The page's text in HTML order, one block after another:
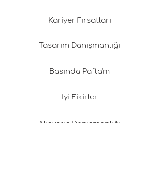
Kariyer Fırsatları
Tasarım Danışmanlığı
Basında Pafta'm
İyi Fikirler
Alışveriş Danışmanlığı